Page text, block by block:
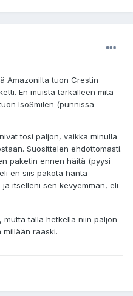
Amazonilta tuon Crestin
En muista tarkalleen mitä
IsoSmilen (punnissa
tosi paljon, vaikka minulla
Suosittelen ehdottomasti.
paketin ennen häitä (pyysi
en siis pakota häntä
ja itselleni sen kevyemmän, eli
mutta tällä hetkellä niin paljon
raaski.